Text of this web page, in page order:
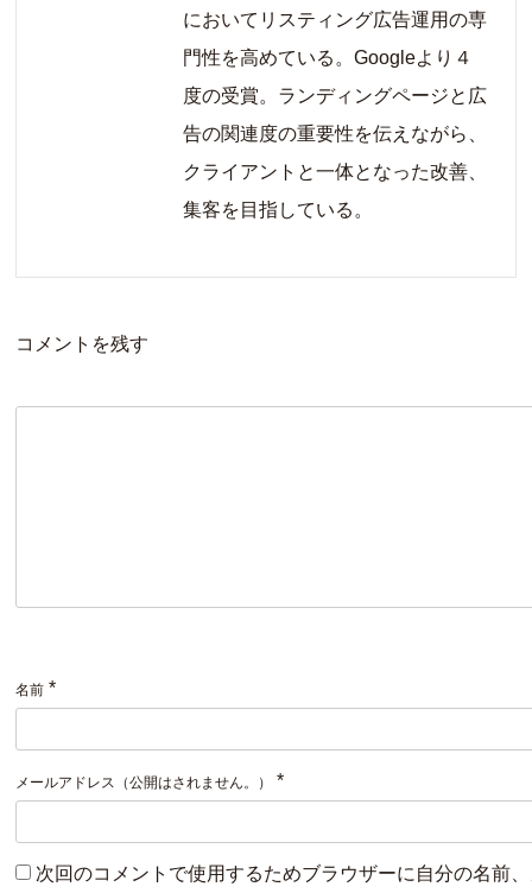
においてリスティング広告運用の専
門性を高めている。Googleより４
度の受賞。ランディングページと広
告の関連度の重要性を伝えながら、
クライアントと一体となった改善、
集客を目指している。
コメントを残す
名前 *
メールアドレス（公開はされません。） *
次回のコメントで使用するためブラウザーに自分の名前